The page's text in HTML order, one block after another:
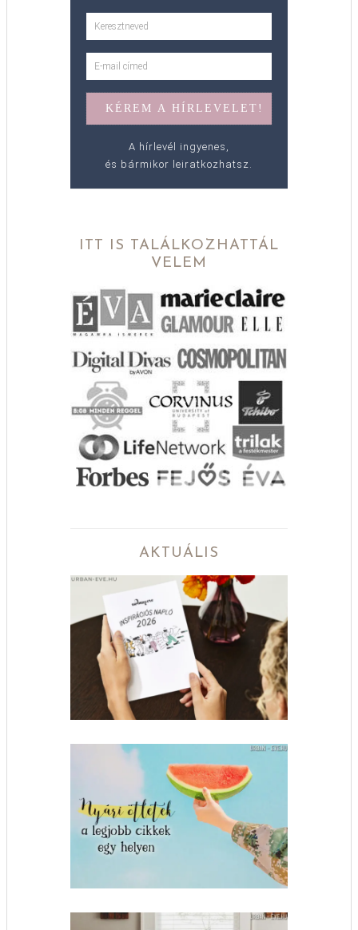
A hírlevél ingyenes,
és bármikor leiratkozhatsz.
ITT IS TALÁLKOZHATTÁL
VELEM
AKTUÁLIS